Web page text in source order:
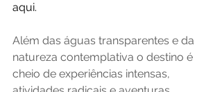
aqui.
Além das águas transparentes e da
natureza contemplativa o destino é
cheio de experiências intensas,